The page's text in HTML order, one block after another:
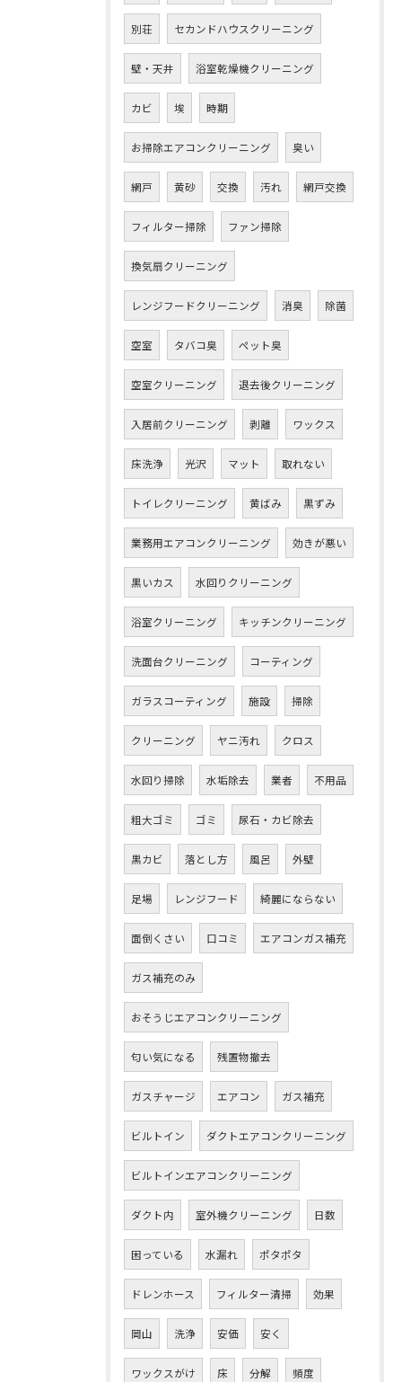
別荘 セカンドハウスクリーニング
壁・天井 浴室乾燥機クリーニング
カビ 埃 時期
お掃除エアコンクリーニング 臭い
網戸 黄砂 交換 汚れ 網戸交換
フィルター掃除 ファン掃除
換気扇クリーニング
レンジフードクリーニング 消臭 除菌
空室 タバコ臭 ペット臭
空室クリーニング 退去後クリーニング
入居前クリーニング 剥離 ワックス
床洗浄 光沢 マット 取れない
トイレクリーニング 黄ばみ 黒ずみ
業務用エアコンクリーニング 効きが悪い
黒いカス 水回りクリーニング
浴室クリーニング キッチンクリーニング
洗面台クリーニング コーティング
ガラスコーティング 施設 掃除
クリーニング ヤニ汚れ クロス
水回り掃除 水垢除去 業者 不用品
粗大ゴミ ゴミ 尿石・カビ除去
黒カビ 落とし方 風呂 外壁
足場 レンジフード 綺麗にならない
面倒くさい 口コミ エアコンガス補充
ガス補充のみ
おそうじエアコンクリーニング
匂い気になる 残置物撤去
ガスチャージ エアコン ガス補充
ビルトイン ダクトエアコンクリーニング
ビルトインエアコンクリーニング
ダクト内 室外機クリーニング 日数
困っている 水漏れ ポタポタ
ドレンホース フィルター清掃 効果
岡山 洗浄 安価 安く
ワックスがけ 床 分解 頻度